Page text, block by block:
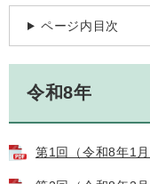
ふりがな
あり
文字サイズ
背景色
ページ内目次
令和8年
第1回（令和8年1